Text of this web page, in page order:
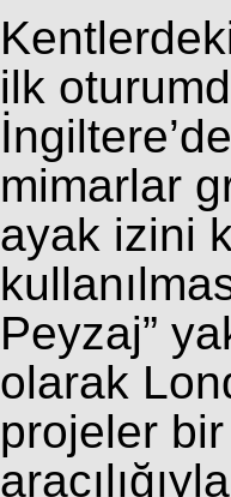
ilk
mimarlar
ayak izini
Peyzaj”
olarak
projeler